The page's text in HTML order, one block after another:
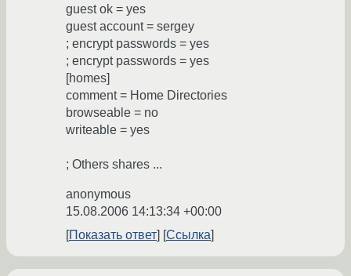
guest ok = yes
guest account = sergey
; encrypt passwords = yes
; encrypt passwords = yes
[homes]
comment = Home Directories
browseable = no
writeable = yes
; Others shares ...
anonymous
15.08.2006 14:13:34 +00:00
Показать ответ
Ссылка